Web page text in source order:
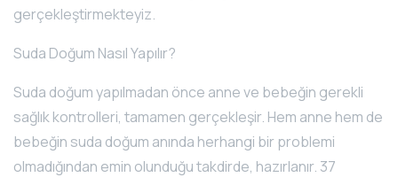
gerçekleştirmekteyiz.
Suda Doğum Nasıl Yapılır?
Suda doğum yapılmadan önce anne ve bebeğin gerekli
sağlık kontrolleri, tamamen gerçekleşir. Hem anne hem de
bebeğin suda doğum anında herhangi bir problemi
olmadığından emin olunduğu takdirde, hazırlanır. 37